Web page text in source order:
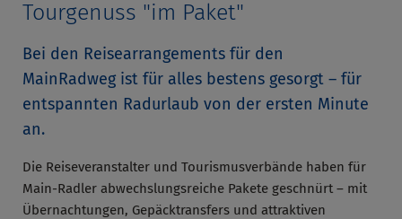
Tourgenuss "im Paket"
Bei den Reisearrangements für den
MainRadweg ist für alles bestens gesorgt – für
entspannten Radurlaub von der ersten Minute
an.
Die Reiseveranstalter und Tourismusverbände haben für
Main-Radler abwechslungsreiche Pakete geschnürt – mit
Übernachtungen, Gepäcktransfers und attraktiven